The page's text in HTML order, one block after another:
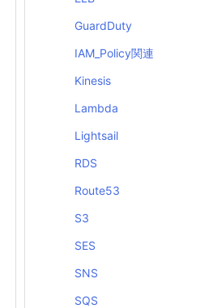
GuardDuty
IAM_Policy関連
Kinesis
Lambda
Lightsail
RDS
Route53
S3
SES
SNS
SQS